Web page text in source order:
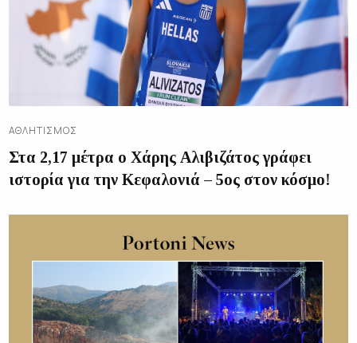
ΑΘΛΗΤΙΣΜΌΣ
Στα 2,17 μέτρα ο Χάρης Αλιβιζάτος γράφει
ιστορία για την Κεφαλονιά – 5ος στον κόσμο!